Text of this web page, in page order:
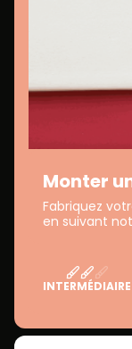
Monter
Fabriquez
en suivant
INTERMÉDIAIRE